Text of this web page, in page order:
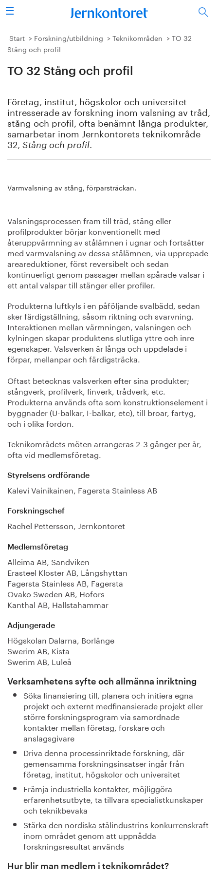
Sök
Stålindustrin
Forskning/utbildning
Energi/miljö
Vi tycker
Publicerat
Bildbank
Start Forskning/utbildning Teknikområden
TO 32
Stång och profil
TO 32 Stång och profil
Företag, institut, högskolor och universitet
intresserade av forskning inom valsning av tråd,
stång och profil, ofta benämnt långa produkter,
samarbetar inom Jernkontorets teknikområde
32, Stång och profil
Varmvalsning av stång, förparsträckan.
Valsningsprocessen fram till tråd, stång eller
profilprodukter börjar konventionellt med
återuppvärmning av stålämnen i ugnar och fortsätter
med varmvalsning av dessa stålämnen, via upprepade
areareduktioner, först reversibelt och sedan
kontinuerligt genom passager mellan spårade valsar i
ett antal valspar till stänger eller profiler.
Produkterna luftkyls i en påföljande svalbädd, sedan
sker färdigställning, såsom riktning och svarvning.
Interaktionen mellan värmningen, valsningen och
kylningen skapar produktens slutliga yttre och inre
egenskaper. Valsverken är långa och uppdelade i
förpar, mellanpar och färdigsträcka.
Oftast betecknas valsverken efter sina produkter;
stångverk, profilverk, finverk, trådverk, etc.
Produkterna används ofta som konstruktionselement i
byggnader (U-balkar, I-balkar, etc), till broar, fartyg,
och i olika fordon.
Teknikområdets möten arrangeras 2-3 gånger per år,
ofta vid medlemsföretag.
Styrelsens ordförande
Kalevi Vainikainen, Fagersta Stainless AB
Forskningschef
Rachel Pettersson, Jernkontoret
Medlemsföretag
Alleima AB, Sandviken
Erasteel Kloster AB, Långshyttan
Fagersta Stainless AB, Fagersta
Ovako Sweden AB, Hofors
Kanthal AB, Hallstahammar
Adjungerade
Högskolan Dalarna, Borlänge
Swerim AB, Kista
Swerim AB, Luleå
Verksamhetens syfte och allmänna inriktning
Söka finansiering till, planera och initiera egna
projekt och externt medfinansierade projekt eller
större forskningsprogram via samordnade
kontakter mellan företag, forskare och
anslagsgivare
Driva denna processinriktade forskning, där
gemensamma forskningsinsatser ingår från
företag, institut, högskolor och universitet
Främja industriella kontakter, möjliggöra
erfarenhetsutbyte, ta tillvara specialistkunskaper
och teknikbevaka
Stärka den nordiska stålindustrins konkurrenskraft
inom området genom att uppnådda
forskningsresultat används
Hur blir man medlem i teknikområdet?